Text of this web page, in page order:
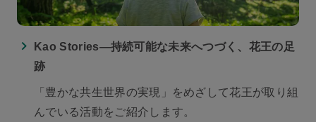
Kao Stories―持続可能な未来へつづく、花王の足
跡
「豊かな共生世界の実現」をめざして花王が取り組
んでいる活動をご紹介します。